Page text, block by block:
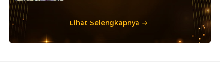
Lihat Selengkapnya